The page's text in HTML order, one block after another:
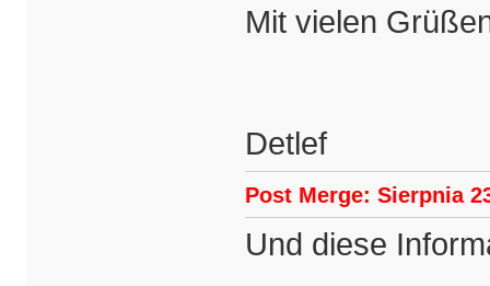
Mit vielen
Detlef
Post Merge: Sierpnia
Und diese